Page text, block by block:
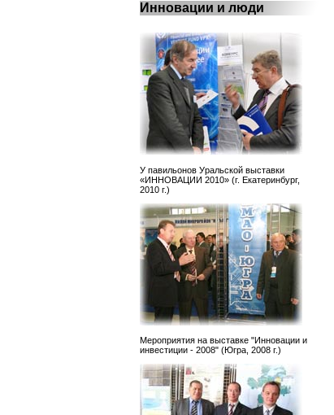
Инновации и люди
У павильонов Уральской выставки
«ИННОВАЦИИ 2010» (г. Екатеринбург,
2010 г.)
Мероприятия на выставке "Инновации и
инвестиции - 2008" (Югра, 2008 г.)